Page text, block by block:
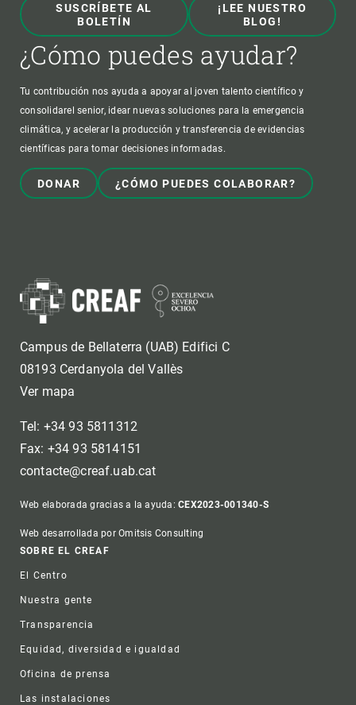
SUSCRÍBETE AL
BOLETÍN
¡LEE NUESTRO
BLOG!
¿Cómo puedes ayudar?
Tu contribución nos ayuda a apoyar al joven talento científico y
consolidarel senior, idear nuevas soluciones para la emergencia
climática, y acelerar la producción y transferencia de evidencias
científicas para tomar decisiones informadas.
DONAR ¿CÓMO PUEDES COLABORAR?
Campus de Bellaterra (UAB) Edifici C
08193 Cerdanyola del Vallès
Ver mapa
Tel: +34 93 5811312
Fax: +34 93 5814151
contacte@creaf.uab.cat
Web elaborada gracias a la ayuda:CEX2023-001340-S
Web desarrollada por Omitsis Consulting
Footer
SOBRE EL CREAF
El Centro
Nuestra gente
Transparencia
Equidad, diversidad e igualdad
Oficina de prensa
Las instalaciones